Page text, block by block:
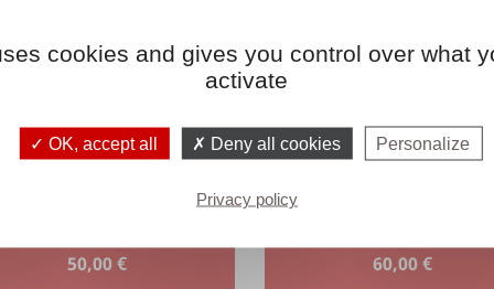
50,00 € 60,00 €
cookies and gives you control over what
activate
OK, accept all Deny all cookies Personalize
Privacy policy